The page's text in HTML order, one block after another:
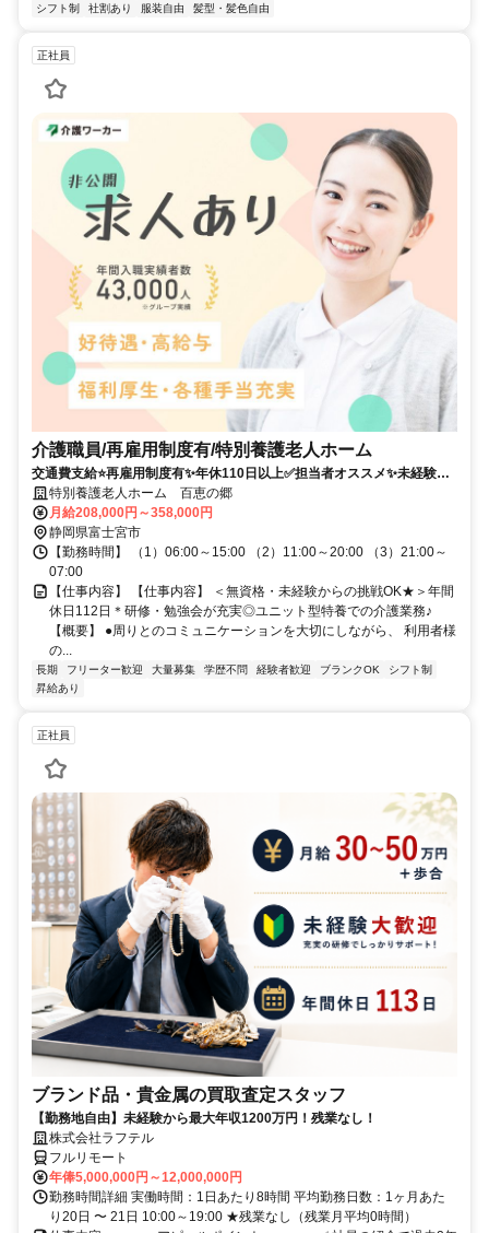
シフト制
社割あり 服装自由 髪型・髪色自由
正社員
介護職員/再雇用制度有/特別養護老人ホーム
交通費支給⭐️再雇用制度有✨年休110日以上✅️担当者オススメ✨未経験歓
迎⭕️研修支援有✨経験者優遇❗️車通勤ＯＫ⭐️週休2日✊️高額求人
特別養護老人ホーム 百恵の郷
月給208,000円～358,000円
静岡県富士宮市
【勤務時間】 （1）06:00～15:00 （2）11:00～20:00 （3）21:00～
07:00
【仕事内容】 【仕事内容】 ＜無資格・未経験からの挑戦OK★＞年間
休日112日＊研修・勉強会が充実◎ユニット型特養での介護業務♪
【概要】 ●周りとのコミュニケーションを大切にしながら、 利用者様
の...
長期 フリーター歓迎 大量募集 学歴不問 経験者歓迎 ブランクOK
シフト制
昇給あり
正社員
ブランド品・貴金属の買取査定スタッフ
【勤務地自由】未経験から最大年収1200万円！残業なし！
株式会社ラフテル
フルリモート
年俸5,000,000円～12,000,000円
勤務時間詳細 実働時間：1日あたり8時間 平均勤務日数：1ヶ月あた
り20日 〜 21日 10:00～19:00 ★残業なし（残業月平均0時間）